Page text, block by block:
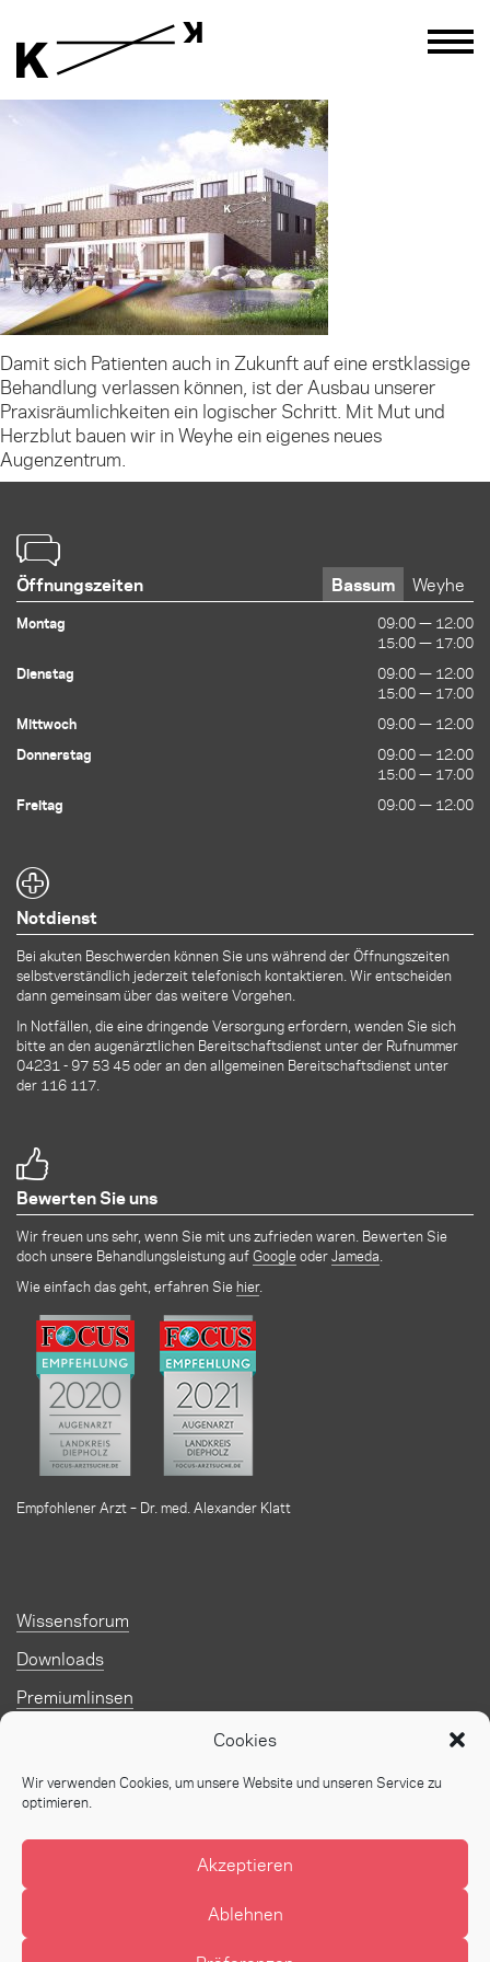
Cookies
Wir verwenden Cookies, um unsere Website und unseren Service zu
optimieren.
Akzeptieren
Ablehnen
Damit sich Patienten auch in Zukunft auf eine erstklassige
Behandlung verlassen können, ist der Ausbau unserer
Praxisräumlichkeiten ein logischer Schritt. Mit Mut und
Herzblut bauen wir in Weyhe ein eigenes neues
Augenzentrum.
Öffnungszeiten Weyhe
Bassum
Montag
09:00 — 12:00
15:00 — 17:00
Dienstag
09:00 — 12:00
15:00 — 17:00
Mittwoch
09:00 — 12:00
Donnerstag
09:00 — 12:00
15:00 — 17:00
Freitag
09:00 — 12:00
Notdienst
Bei akuten Beschwerden können Sie uns während der Öffnungszeiten
selbstverständlich jederzeit telefonisch kontaktieren. Wir entscheiden
dann gemeinsam über das weitere Vorgehen.
In Notfällen, die eine dringende Versorgung erfordern, wenden Sie sich
bitte an den augenärztlichen Bereitschaftsdienst unter der Rufnummer
04231 - 97 53 45oder an den allgemeinen Bereitschaftsdienst unter
der 116 117.
Bewerten Sie uns
Wir freuen uns sehr, wenn Sie mit uns zufrieden waren. Bewerten Sie
doch unsere Behandlungsleistung aufGoogleoderJameda
Wie einfach das geht, erfahren Siehier.
Empfohlener Arzt – Dr. med. Alexander Klatt
Wissensforum
Downloads
Premiumlinsen
FAQ
Jobs
Impressum
Datenschutz